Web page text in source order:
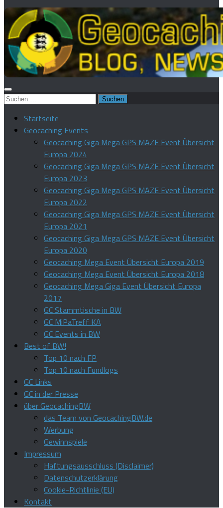
Suchen
Startseite
Geocaching Events
Geocaching Giga Mega GPS MAZE Event Übersicht
Europa 2024
Geocaching Giga Mega GPS MAZE Event Übersicht
Europa 2023
Geocaching Giga Mega GPS MAZE Event Übersicht
Europa 2022
Geocaching Giga Mega GPS MAZE Event Übersicht
Europa 2021
Geocaching Giga Mega GPS MAZE Event Übersicht
Europa 2020
Geocaching Mega Event Übersicht Europa 2019
Geocaching Mega Event Übersicht Europa 2018
Geocaching Mega Giga Event Übersicht Europa
2017
GC Stammtische in BW
GC MiPaTreff KA
GC Events in BW
Best of BW!
Top 10 nach FP
Top 10 nach Fundlogs
GC Links
GC in der Presse
über GeocachingBW
das Team von GeocachingBW.de
Werbung
Gewinnspiele
Impressum
Haftungsausschluss (Disclaimer)
Datenschutzerklärung
Cookie-Richtlinie (EU)
Kontakt